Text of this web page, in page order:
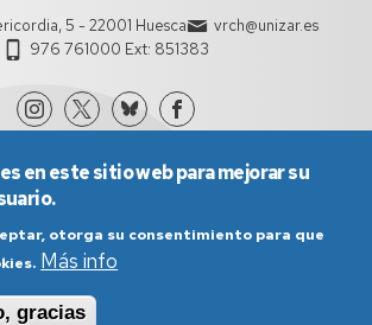
5 - 22001 Huesca
vrch@unizar.es
976 761000 Ext: 851383
en este sitio web para mejorar su
otorga su consentimiento para que
Más info
gracias